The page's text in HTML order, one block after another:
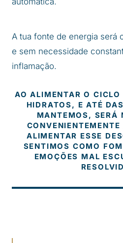
A tua fonte de energia será
e sem necessidade
inflamação.
AO ALIMENTAR O CICLO
HIDRATOS, E ATÉ
MANTEMOS, SERÁ
ALIMENTAR ESSE
SENTIMOS COMO
EMOÇÕES MAL